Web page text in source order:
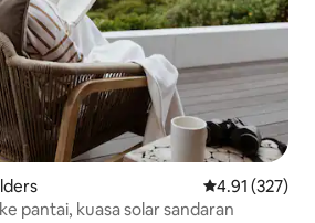
Penarafan
4.91 (327)
pantai, kuasa solar sandaran